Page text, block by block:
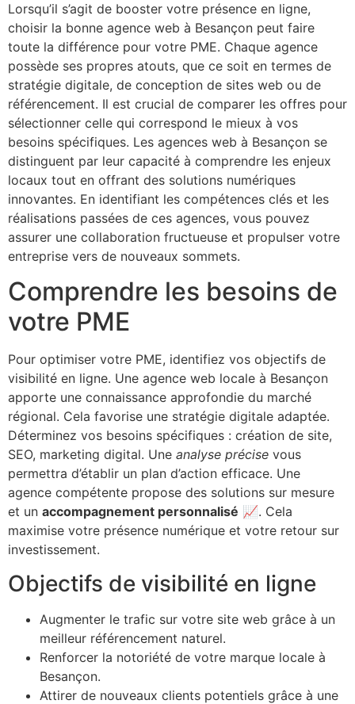
Lorsqu’il s’agit de booster votre présence en ligne,
choisir la bonne agence web à Besançon peut faire
toute la différence pour votre PME. Chaque agence
possède ses propres atouts, que ce soit en termes de
stratégie digitale, de conception de sites web ou de
référencement. Il est crucial de comparer les offres pour
sélectionner celle qui correspond le mieux à vos
besoins spécifiques. Les agences web à Besançon se
distinguent par leur capacité à comprendre les enjeux
locaux tout en offrant des solutions numériques
innovantes. En identifiant les compétences clés et les
réalisations passées de ces agences, vous pouvez
assurer une collaboration fructueuse et propulser votre
entreprise vers de nouveaux sommets.
Comprendre les besoins de
votre PME
Pour optimiser votre PME, identifiez vos objectifs de
visibilité en ligne. Une agence web locale à Besançon
apporte une connaissance approfondie du marché
régional. Cela favorise une stratégie digitale adaptée.
Déterminez vos besoins spécifiques : création de site,
SEO, marketing digital. Une analyse précise vous
permettra d’établir un plan d’action efficace. Une
agence compétente propose des solutions sur mesure
et un accompagnement personnalisé 📈. Cela
maximise votre présence numérique et votre retour sur
investissement.
Objectifs de visibilité en ligne
Augmenter le trafic sur votre site web grâce à un
meilleur référencement naturel.
Renforcer la notoriété de votre marque locale à
Besançon.
Attirer de nouveaux clients potentiels grâce à une